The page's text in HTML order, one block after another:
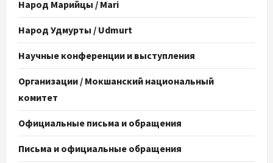
Народ Марийцы / Mari
Народ Удмурты / Udmurt
Научные конференции и выступления
Организации / Мокшанский национальный
комитет
Официальные письма и обращения
Письма и официальные обращения